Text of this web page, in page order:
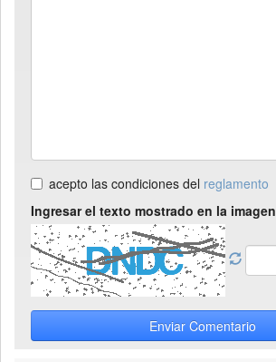
acepto las condiciones del reglamento
Ingresar el texto mostrado en la imagen
Enviar Comentario